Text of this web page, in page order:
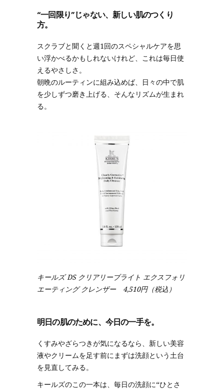
“一回限り”じゃない、新しい肌のつくり
方。
スクラブと聞くと週1回のスペシャルケアを思
い浮かべるかもしれないけれど、これは毎日使
えるやさしさ。
朝晩のルーティンに組み込めば、日々の中で肌
を少しずつ磨き上げる、そんなリズムが生まれ
る。
キールズ DS クリアリーブライト エクスフォリ
エーティング クレンザー 4,510円（税込）
明日の肌のために、今日の一手を。
くすみやざらつきが気になるなら、新しい美容
液やクリームを足す前にまずは洗顔という土台
を見直してみる。
キールズのこの一本は、毎日の洗顔に“ひとさ